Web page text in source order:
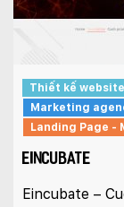
Thiết kế
Marketing
Landing Page -
EINCUBATE
Eincubate –